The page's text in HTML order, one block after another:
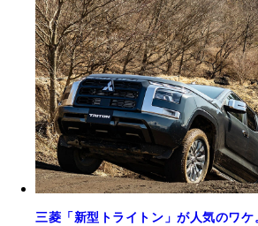
三菱「新型トライトン」が人気のワ